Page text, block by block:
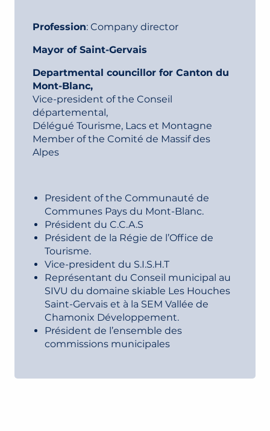
Profession: Company director
Mayor of Saint-Gervais
Departmental councillor for Canton du
Mont-Blanc,
Vice-president of the Conseil
départemental,
Délégué Tourisme, Lacs et Montagne
Member of the Comité de Massif des
Alpes
President of the Communauté de
Communes Pays du Mont-Blanc.
Président du C.C.A.S
Président de la Régie de l’Office de
Tourisme.
Vice-president du S.I.S.H.T
Représentant du Conseil municipal au
SIVU du domaine skiable Les Houches
Saint-Gervais et à la SEM Vallée de
Chamonix Développement.
Président de l’ensemble des
commissions municipales